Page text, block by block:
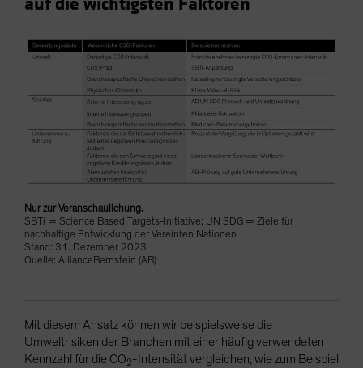
Nur zur Veranschaulichung.
SBTi = Science Based Targets-Initiative; UN SDG = Ziele für
nachhaltige Entwicklung der Vereinten Nationen
Stand: 31. Dezember 2023
Quelle: AllianceBernstein (AB)
Mit diesem Ansatz können wir beispielsweise die
Umweltrisiken der Branchen mit einer häufig verwendeten
Kennzahl für die CO2-Intensität vergleichen, wie zum Beispiel